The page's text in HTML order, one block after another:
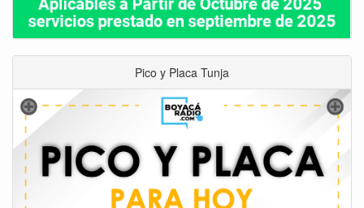
Pico y Placa Tunja